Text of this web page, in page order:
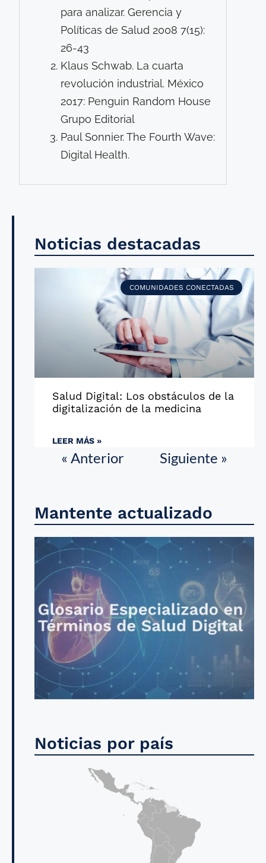
para analizar. Gerencia y
Políticas de Salud 2008 7(15):
26-43
Klaus Schwab. La cuarta
revolución industrial. México
2017: Penguin Random House
Grupo Editorial
Paul Sonnier. The Fourth Wave:
Digital Health.
Noticias destacadas
COMUNIDADES CONECTADAS
Salud Digital: Los obstáculos de la
digitalización de la medicina
LEER MÁS »
« Anterior Siguiente »
Mantente actualizado
Noticias por país